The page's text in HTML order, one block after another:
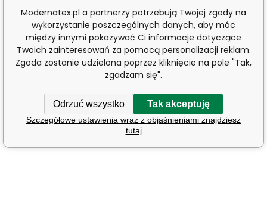
Modernatex.pl a partnerzy potrzebują Twojej zgody na
wykorzystanie poszczególnych danych, aby móc
między innymi pokazywać Ci informacje dotyczące
Twoich zainteresowań za pomocą personalizacji reklam.
Zgoda zostanie udzielona poprzez kliknięcie na pole "Tak,
zgadzam się".
Odrzuć wszystko Tak akceptuję
Szczegółowe ustawienia wraz z objaśnieniami znajdziesz
tutaj